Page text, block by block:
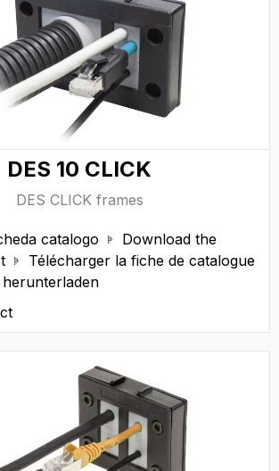
DES 10 CLICK
DES CLICK frames
catalogo 
Download the
 Télécharger la fiche de catalogue
herunterladen